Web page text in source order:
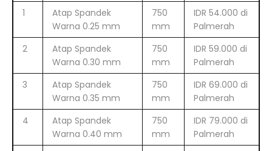
1
Atap Spandek
Warna 0.25 mm
750
mm
IDR 54.000 di
Palmerah
2
Atap Spandek
Warna 0.30 mm
750
mm
IDR 59.000 di
Palmerah
3
Atap Spandek
Warna 0.35 mm
750
mm
IDR 69.000 di
Palmerah
4
Atap Spandek
Warna 0.40 mm
750
mm
IDR 79.000 di
Palmerah